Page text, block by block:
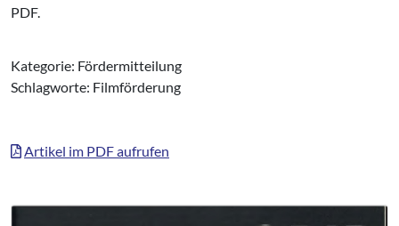
PDF.
Kategorie: Fördermitteilung
Schlagworte: Filmförderung
Artikel im PDF aufrufen